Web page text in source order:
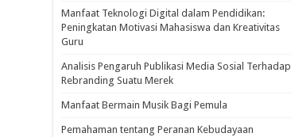
Manfaat Teknologi Digital dalam Pendidikan:
Peningkatan Motivasi Mahasiswa dan Kreativitas
Guru
Analisis Pengaruh Publikasi Media Sosial Terhadap
Rebranding Suatu Merek
Manfaat Bermain Musik Bagi Pemula
Pemahaman tentang Peranan Kebudayaan